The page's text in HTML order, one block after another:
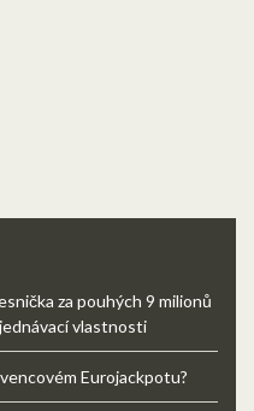
za pouhých 9 milionů
vlastnosti
Eurojackpotu?